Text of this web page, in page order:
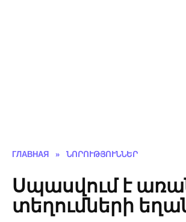
ГЛАВНАЯ » ՆՈՐՈՒԹՅՈՒՆՆԵՐ
Սպասվում է
տեղումների